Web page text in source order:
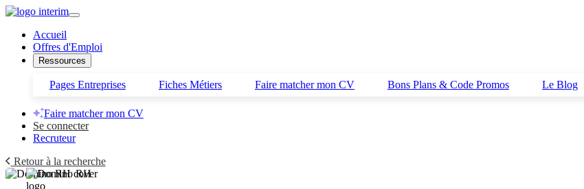
Accueil
Offres d'Emploi
Ressources
Pages Entreprises Fiches Métiers Faire matcher mon CV Bons Plans & Code Promos Le Blog
Faire matcher mon CV
Se connecter
Recruteur
Retour à la recherche